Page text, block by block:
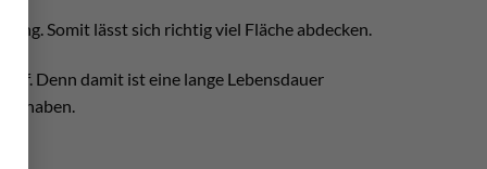
Somit lässt sich richtig viel Fläche abdecken.
Denn damit ist eine lange Lebensdauer
haben.